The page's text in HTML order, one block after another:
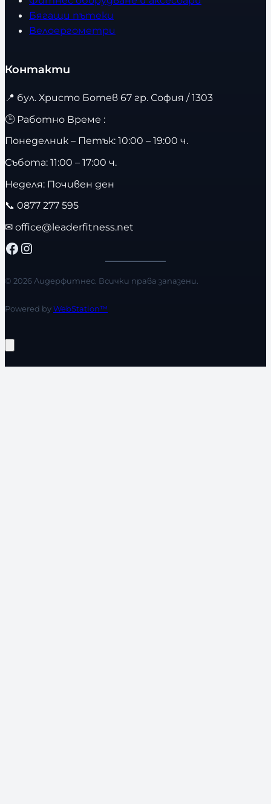
Бягащи пътеки
Велоергометри
Контакти
📍 бул. Христо Ботев 67 гр. София / 1303
🕒 Работно Време :
Понеделник – Петък: 10:00 – 19:00 ч.
Събота: 11:00 – 17:00 ч.
Неделя: Почивен ден
📞 0877 277 595
✉ office@leaderfitness.net
Facebook Instagram
© 2026 Лидерфитнес. Всички права запазени.
Powered byWebStation™